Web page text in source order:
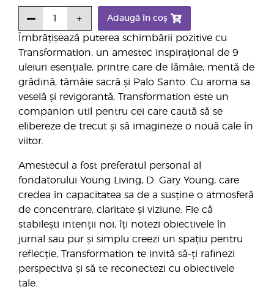
Îmbrățișează puterea schimbării pozitive cu
Transformation, un amestec inspirațional de 9
uleiuri esențiale, printre care de lămâie, mentă de
grădină, tămâie sacră și Palo Santo. Cu aroma sa
veselă și revigorantă, Transformation este un
companion util pentru cei care caută să se
elibereze de trecut și să imagineze o nouă cale în
viitor.
Amestecul a fost preferatul personal al
fondatorului Young Living, D. Gary Young, care
credea în capacitatea sa de a susține o atmosferă
de concentrare, claritate și viziune. Fie că
stabilești intenții noi, îți notezi obiectivele în
jurnal sau pur și simplu creezi un spațiu pentru
reflecție, Transformation te invită să-ți rafinezi
perspectiva și să te reconectezi cu obiectivele
tale.
Adaugă în coș